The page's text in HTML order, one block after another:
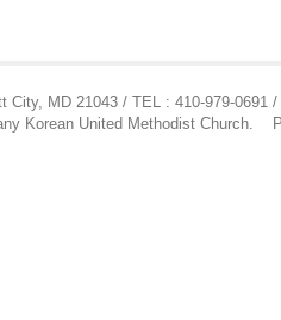
City, MD 21043 / TEL : 410-979-0691
Korean United Methodist Church.